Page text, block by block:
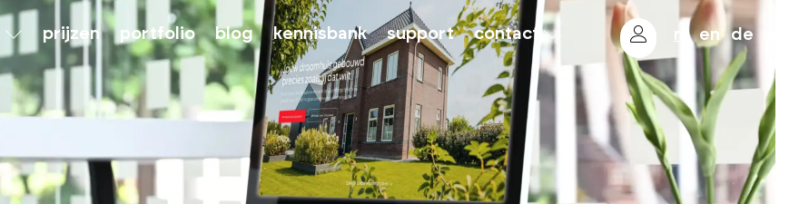
prijzen portfolio blog kennisbank support contact nl en de